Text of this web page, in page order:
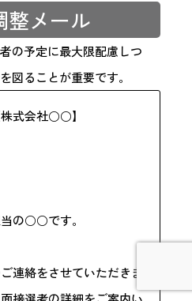
整メール
の予定に最大限配慮しつ
図ることが重要です。
式会社○○】
の○○です。
連絡をさせていただきま